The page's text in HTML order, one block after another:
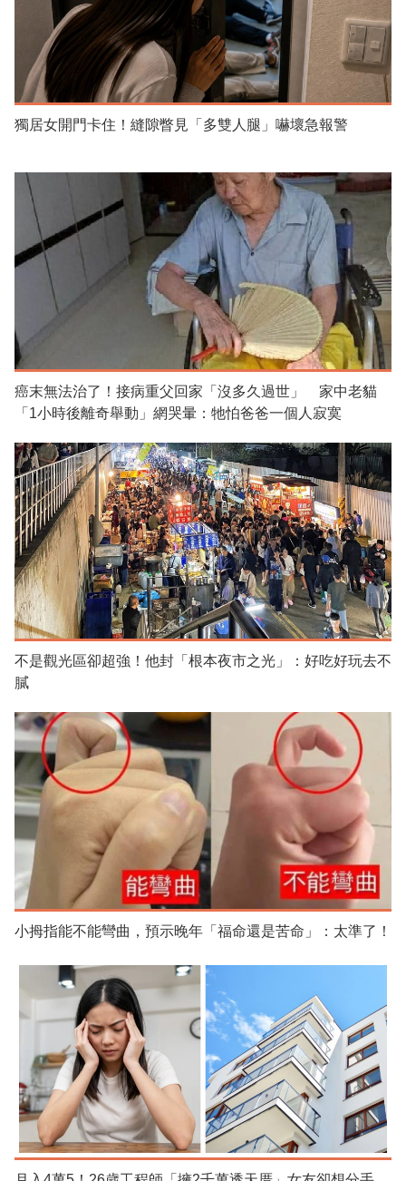
獨居女開門卡住！縫隙瞥見「多雙人腿」嚇壞急報警
癌末無法治了！接病重父回家「沒多久過世」 家中老貓
「1小時後離奇舉動」網哭暈：牠怕爸爸一個人寂寞
不是觀光區卻超強！他封「根本夜市之光」：好吃好玩去不
膩
小拇指能不能彎曲，預示晚年「福命還是苦命」：太準了！